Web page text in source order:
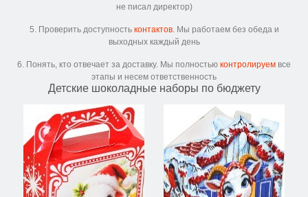
не писал директор)
5. Проверить доступность контактов. Мы работаем без обеда и
выходных каждый день
6. Понять, кто отвечает за доставку. Мы полностью контролируем все
этапы и несем ответственность
Детские шоколадные наборы по бюджету